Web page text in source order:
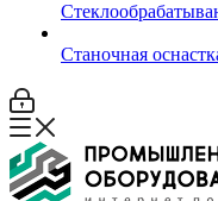
Станочная